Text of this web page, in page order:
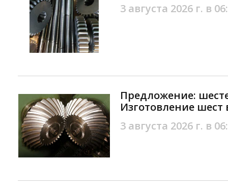
3 августа 2026 г. в
Предложение:
Изготовление
3 августа 2026 г. в